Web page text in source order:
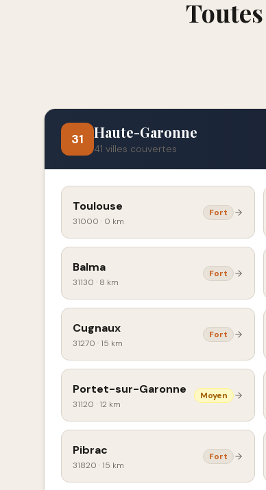
31 Haute-Garonne
41 villes couvertes
Toulouse
31000 · 0 km
Fort
Balma
31130 · 8 km
Fort
Cugnaux
31270 · 15 km
Fort
Portet-sur-Garonne
31120 · 12 km
Moyen
Pibrac
31820 · 15 km
Fort